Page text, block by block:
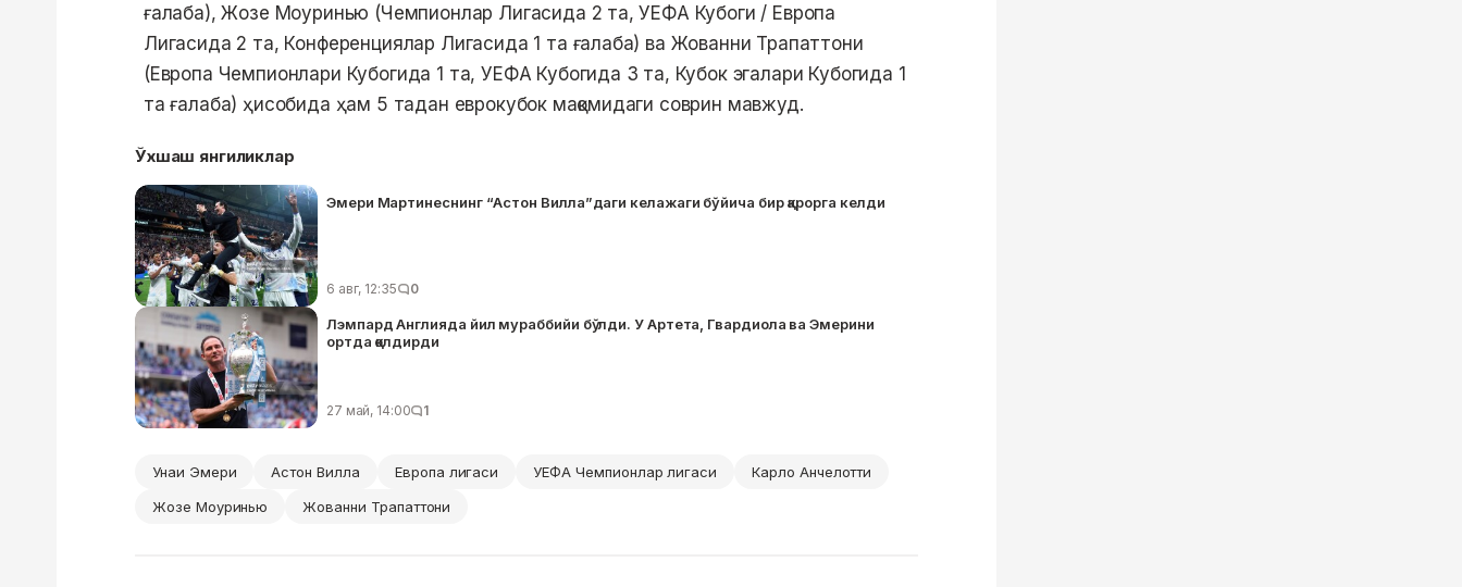
ғалаба), Жозе Моуринью (Чемпионлар Лигасида 2 та, УЕФА Кубоги / Европа
Лигасида 2 та, Конференциялар Лигасида 1 та ғалаба) ва Жованни Трапаттони
(Европа Чемпионлари Кубогида 1 та, УЕФА Кубогида 3 та, Кубок эгалари Кубогида 1
та ғалаба) ҳисобида ҳам 5 тадан еврокубок мақомидаги соврин мавжуд.
Ўхшаш янгиликлар
Эмери Мартинеснинг “Астон Вилла”даги келажаги бўйича бир қарорга келди
6 авг, 12:35 0
Лэмпард Англияда йил мураббийи бўлди. У Артета, Гвардиола ва Эмерини
ортда қолдирди
27 май, 14:00 1
Унаи Эмери Астон Вилла Европа лигаси УЕФА Чемпионлар лигаси
Карло Анчелотти
Жозе Моуринью
Жованни Трапаттони